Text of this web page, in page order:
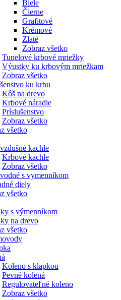
Biele
Čierne
Grafitové
Krémové
Zlaté
Zobraz všetko
Tunelové krbové mriežky
Výustky ku krbovým mriežkam
Zobraz všetko
ku krbu
Kôš na drevo
Krbové náradie
Príslušenstvo
Zobraz všetko
všetko
kachle
Krbové kachle
Zobraz všetko
s vymenníkom
diely
všetko
s výmenníkom
na drevo
všetko
Koleno s klapkou
Pevné kolená
Regulovateľné koleno
Zobraz všetko